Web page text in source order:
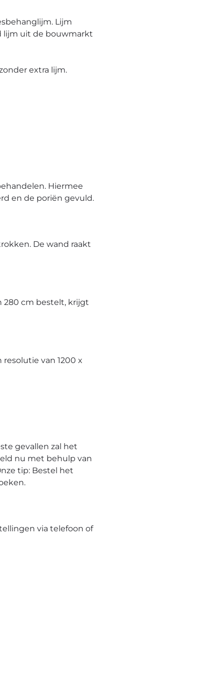
Lijm
lijm uit de bouwmarkt
extra lijm.
Hiermee
en de poriën gevuld.
De wand raakt
280 cm bestelt, krijgt
van 1200 x
gevallen zal het
nu met behulp van
tip: Bestel het
via telefoon of